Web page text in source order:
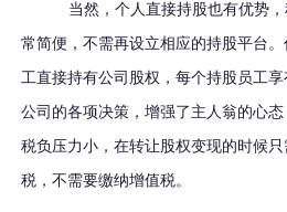
当然，个人直接持股也有优势
常简便，不需再设立相应的持股平台
工直接持有公司股权，每个持股员工
公司的各项决策，增强了主人翁的心态
税负压力小，在转让股权变现的时候
税，不需要缴纳增值税。